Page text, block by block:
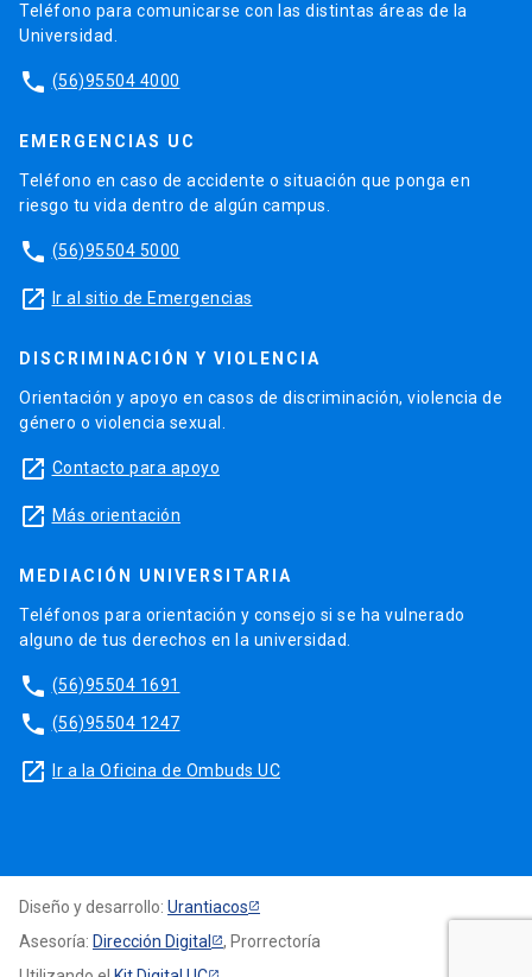
Teléfono para comunicarse con las distintas áreas de la
Universidad.
phone (56)95504 4000
EMERGENCIAS UC
Teléfono en caso de accidente o situación que ponga en
riesgo tu vida dentro de algún campus.
phone (56)95504 5000
launch Ir al sitio de Emergencias
DISCRIMINACIÓN Y VIOLENCIA
Orientación y apoyo en casos de discriminación, violencia de
género o violencia sexual.
launch Contacto para apoyo
launch Más orientación
MEDIACIÓN UNIVERSITARIA
Teléfonos para orientación y consejo si se ha vulnerado
alguno de tus derechos en la universidad.
phone (56)95504 1691
phone (56)95504 1247
launch Ir a la Oficina de Ombuds UC
Diseño y desarrollo: Urantiacos
Asesoría: Dirección Digital
, Prorrectoría